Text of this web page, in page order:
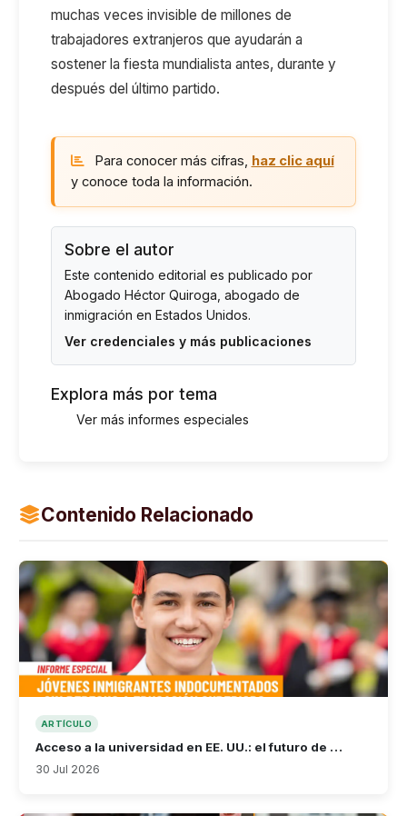
muchas veces invisible de millones de
trabajadores extranjeros que ayudarán a
sostener la fiesta mundialista antes, durante y
después del último partido.
Para conocer más cifras, haz clic aquí
y conoce toda la información.
Sobre el autor
Este contenido editorial es publicado por
Abogado Héctor Quiroga , abogado de
inmigración en Estados Unidos.
Ver credenciales y más publicaciones
Explora más por tema
Ver más informes especiales
Contenido Relacionado
ARTÍCULO
Acceso a la universidad en EE. UU.: el futuro de …
30 Jul 2026